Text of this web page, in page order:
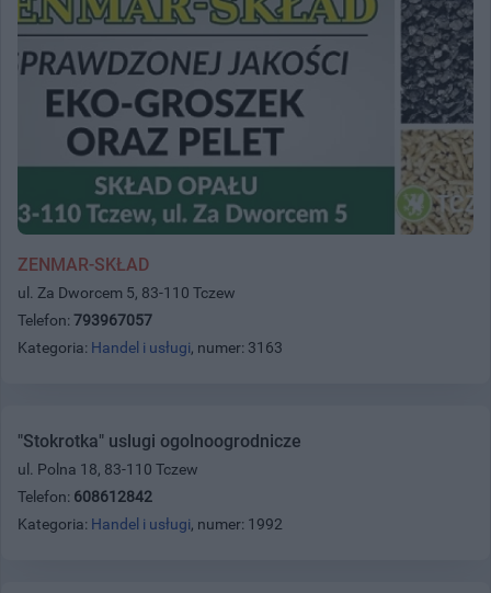
ZENMAR-SKŁAD
ul. Za Dworcem 5, 83-110 Tczew
Telefon: 793967057
Kategoria: Handel i usługi, numer: 3163
"Stokrotka" uslugi ogolnoogrodnicze
ul. Polna 18, 83-110 Tczew
Telefon: 608612842
Kategoria: Handel i usługi, numer: 1992